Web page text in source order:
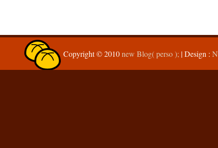
Copyright © 2010new Blog( perso ); | Design :